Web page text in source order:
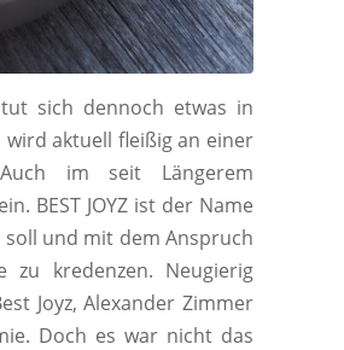
sich dennoch etwas in
aktuell fleißig an einer
im seit Längerem
BEST JOYZ ist der Name
soll und mit dem Anspruch
kredenzen. Neugierig
Joyz, Alexander Zimmer
Doch es war nicht das